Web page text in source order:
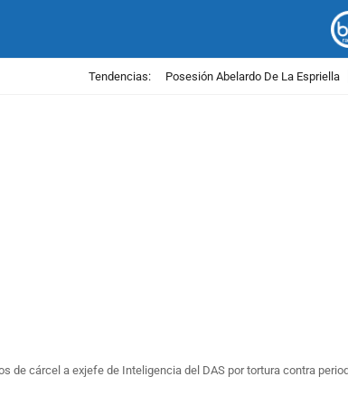
Tendencias: Posesión Abelardo De La Espriella
de cárcel a exjefe de Inteligencia del DAS por tortura contra